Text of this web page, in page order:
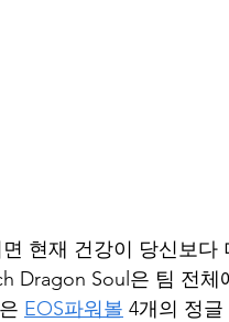
현재 건강이 당신보다
Dragon Soul은 팀 전
EOS파워볼 4개의 정